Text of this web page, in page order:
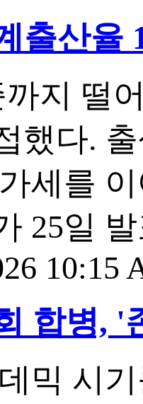
출산율
까지 떨
했다.
세를
25일
10:15
합병, '
믹 시